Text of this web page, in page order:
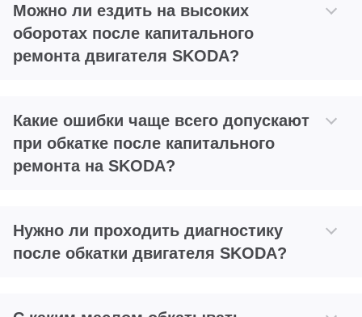
Можно ли ездить на высоких
оборотах после капитального
ремонта двигателя SKODA?
Какие ошибки чаще всего допускают
при обкатке после капитального
ремонта на SKODA?
Нужно ли проходить диагностику
после обкатки двигателя SKODA?